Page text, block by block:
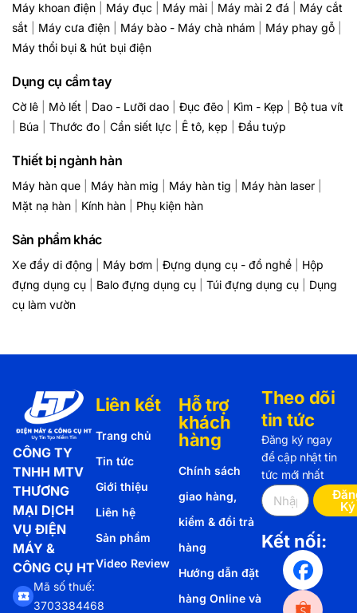
Máy khoan điện Máy đục Máy mài Máy mài 2 đá
Máy cắt
sắt
Máy cưa điện Máy bào - Máy chà nhám Máy phay gỗ
Máy thổi bụi & hút bụi điện
Dụng cụ cầm tay
Cờ lê Mỏ lết Dao - Lưỡi dao Đục đẽo Kìm - Kẹp
Bộ tua vít
Búa Thước đo Cần siết lực Ê tô, kẹp Đầu tuýp
Thiết bị ngành hàn
Máy hàn que Máy hàn mig Máy hàn tig Máy hàn laser
Mặt nạ hàn
Kính hàn Phụ kiện hàn
Sản phẩm khác
Xe đẩy di động Máy bơm Đựng dụng cụ - đồ nghề
Hộp
đựng dụng cụ
Balo đựng dụng cụ Túi đựng dụng cụ
Dụng
cụ làm vườn
CÔNG TY
TNHH MTV
THƯƠNG
MẠI DỊCH
VỤ ĐIỆN
MÁY &
CÔNG CỤ HT
Mã số thuế:
3703384468
Liên kết
Trang chủ
Tin tức
Giới thiệu
Liên hệ
Sản phẩm
Video Review
Hỗ trợ
khách
hàng
Chính sách
giao hàng,
kiểm & đổi trả
hàng
Hướng dẫn đặt
hàng Online và
Theo dõi
tin tức
Đăng ký ngay
để cập nhật tin
tức mới nhất
Ký
Kết nối: